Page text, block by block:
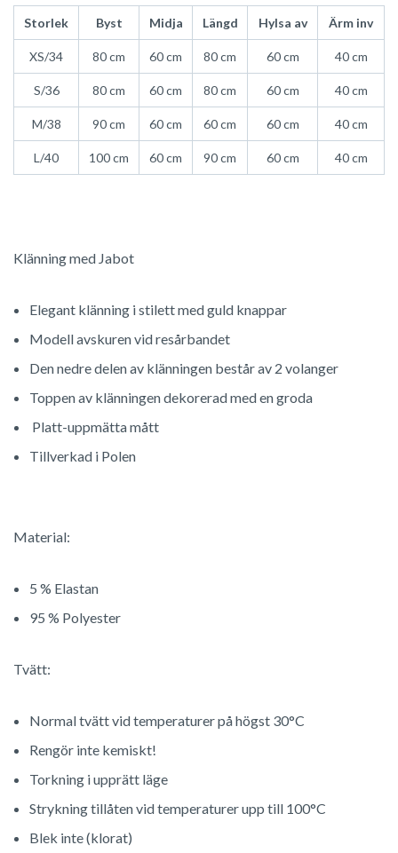
Storlek Byst Midja Längd Hylsa av Ärm inv
XS/34 80 cm 60 cm 80 cm 60 cm 40 cm
S/36 80 cm 60 cm 80 cm 60 cm 40 cm
M/38 90 cm 60 cm 60 cm 60 cm 40 cm
L/40 100 cm 60 cm 90 cm 60 cm 40 cm
Klänning med Jabot
Elegant klänning i stilett med guld knappar
Modell avskuren vid resårbandet
Den nedre delen av klänningen består av 2 volanger
Toppen av klänningen dekorerad med en groda
Platt-uppmätta mått
Tillverkad i Polen
Material:
5 % Elastan
95 % Polyester
Tvätt:
Normal tvätt vid temperaturer på högst 30°C
Rengör inte kemiskt!
Torkning i upprätt läge
Strykning tillåten vid temperaturer upp till 100°C
Blek inte (klorat)